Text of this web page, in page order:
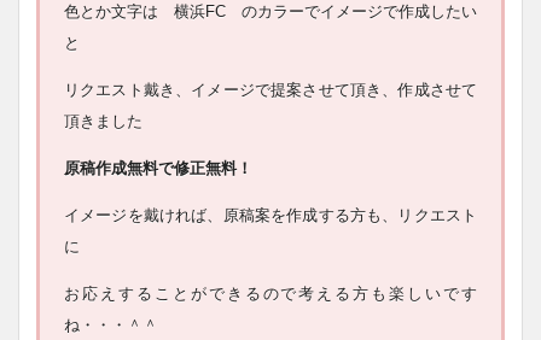
色とか文字は 横浜FC のカラーでイメージで作成したい
と
リクエスト戴き、イメージで提案させて頂き、作成させて
頂きました
原稿作成無料で修正無料！
イメージを戴ければ、原稿案を作成する方も、リクエスト
に
お応えすることができるので考える方も楽しいです
ね・・・＾＾